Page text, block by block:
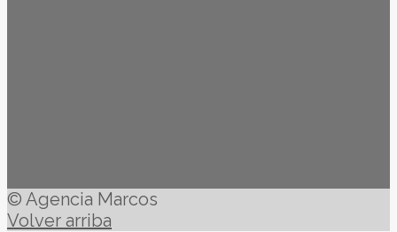
© Agencia Marcos
Volver arriba